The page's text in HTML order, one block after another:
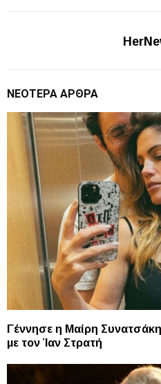
ΝΕΌΤΕΡΑ ΆΡΘΡΑ
Γέννησε η Μαίρη
με τον Ίαν Στρατή